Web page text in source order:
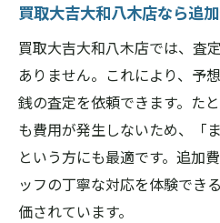
買取大吉大和八木店なら追
買取大吉大和八木店では、査
ありません。これにより、予
銭の査定を依頼できます。た
も費用が発生しないため、「
という方にも最適です。追加
ッフの丁寧な対応を体験でき
価されています。